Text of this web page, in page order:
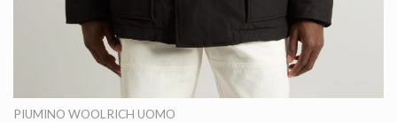
PIUMINO WOOLRICH UOMO